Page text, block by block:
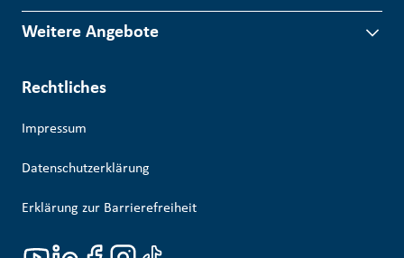
Weitere Angebote
Rechtliches
Impressum
Datenschutzerklärung
Erklärung zur Barrierefreiheit